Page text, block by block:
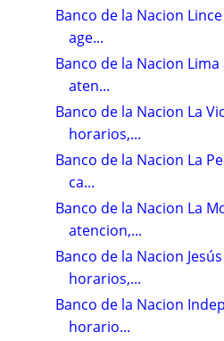
Banco de la Nacion
age...
Banco de la Nacion
aten...
Banco de la Nacion La
horarios,...
Banco de la Nacion La
ca...
Banco de la Nacion La
atencion,...
Banco de la Nacion
horarios,...
Banco de la Nacion
horario...